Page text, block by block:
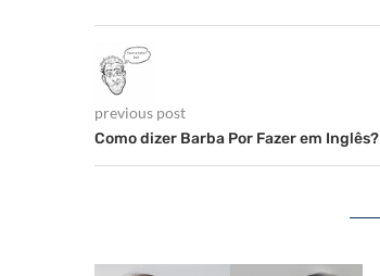
previous post
Como dizer Barba Por Fazer em Inglês?